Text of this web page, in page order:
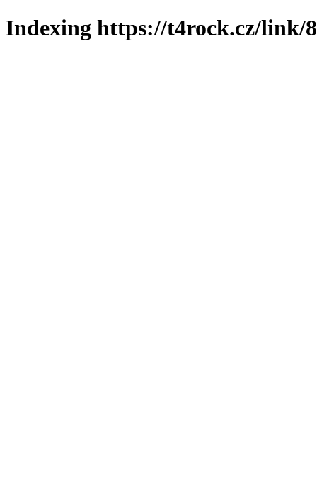
Indexing https://t4rock.cz/link/